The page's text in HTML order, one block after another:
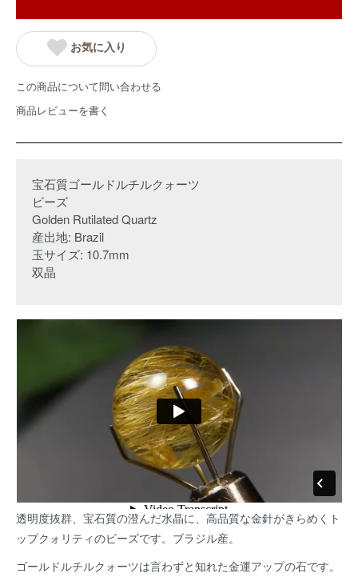
お気に入り
この商品について問い合わせる
商品レビューを書く
宝石質ゴールドルチルクォーツ
ビーズ
Golden Rutilated Quartz
産出地: Brazil
玉サイズ: 10.7mm
双晶
透明度抜群、宝石質の澄んだ水晶に、高品質な金針がきらめくト
ップクォリティのビーズです。ブラジル産。
ゴールドルチルクォーツは言わずと知れた金運アップの石です。